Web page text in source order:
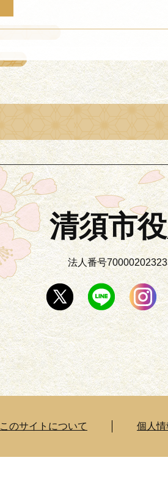
清須市
法人番号
このサイトについて 個人